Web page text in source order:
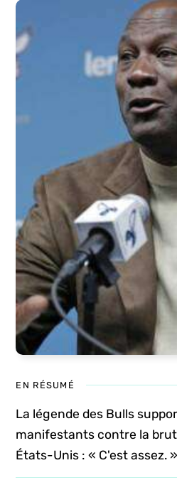
EN RÉSUMÉ
La légende des Bulls
manifestants contre la
États-Unis : « C'est assez. »